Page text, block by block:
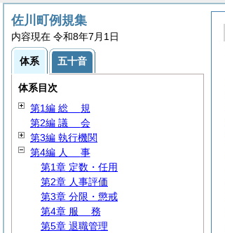
佐川町例規集
内容現在 令和8年7月1日
体系 五十音
体系目次
第1編 総 規
第2編 議 会
第3編 執行機関
第4編 人 事
第1章 定数・任用
第2章 人事評価
第3章 分限・懲戒
第4章 服 務
第5章 退職管理